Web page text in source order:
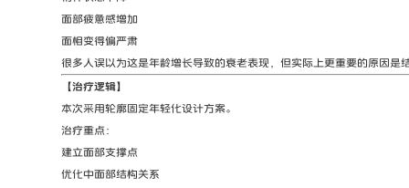
面部疲惫感增加
面相变得偏严肃
很多人误以为这是年龄增长导致的衰老表现，但实际上更重要的原因是
【治疗逻辑】
本次采用轮廓固定年轻化设计方案。
治疗重点：
建立面部支撑点
优化中面部结构关系